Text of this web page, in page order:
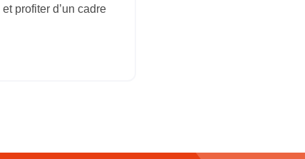
profiter d’un cadre